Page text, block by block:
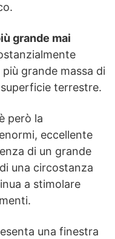
grande mai
grande massa di
terrestre.
però la
eccellente
di un grande
una circostanza
a stimolare
una finestra